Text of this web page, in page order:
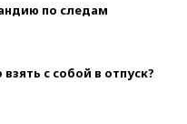
по следам
с собой в отпуск?